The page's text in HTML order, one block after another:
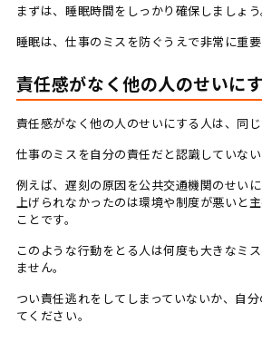
まずは、睡眠時間をしっかり確保しましょう
睡眠は、仕事のミスを防ぐうえで非常に重要
責任感がなく他の人のせいに
責任感がなく他の人のせいにする人は、同じ
仕事のミスを自分の責任だと認識していない
例えば、遅刻の原因を公共交通機関のせい
上げられなかったのは環境や制度が悪いと
ことです。
このような行動をとる人は何度も大きなミ
ません。
つい責任逃れをしてしまっていないか、自
てください。